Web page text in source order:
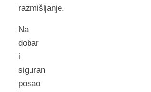
razmišljanje.
Na
dobar
i
siguran
posao